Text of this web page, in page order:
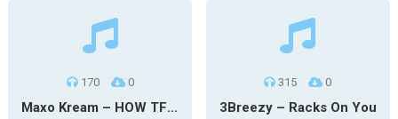
170 0
Maxo Kream – HOW TF I’M LUCKY
315 0
3Breezy – Racks On You